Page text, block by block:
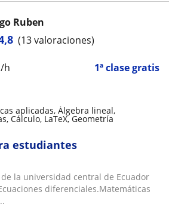
/h 1ª clase gratis
Ruben
(13 valoraciones)
aplicadas, Álgebra lineal,
Cálculo, LaTeX, Geometría
estudiantes
la universidad central de Ecuador
diferenciales.Matemáticas